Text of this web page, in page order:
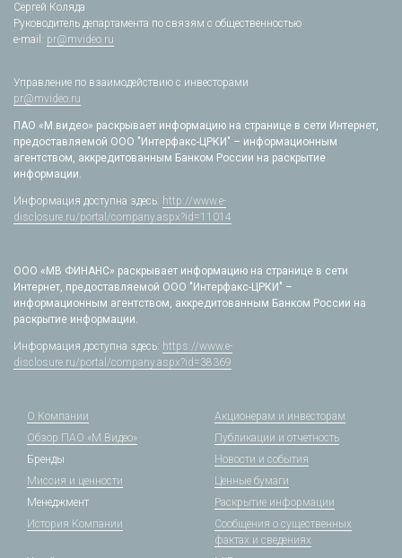
Сергей Коляда
Руководитель департамента по связям с общественностью
e-mail: pr@mvideo.ru
Управление по взаимодействию с инвесторами
pr@mvideo.ru
ПАО «М.видео» раскрывает информацию на странице в сети Интернет,
предоставляемой ООО "Интерфакс-ЦРКИ" – информационным
агентством, аккредитованным Банком России на раскрытие
информации.
Информация доступна здесь: http://www.e-
disclosure.ru/portal/company.aspx?id=11014
ООО «МВ ФИНАНС» раскрывает информацию на странице в сети
Интернет, предоставляемой ООО "Интерфакс-ЦРКИ" –
информационным агентством, аккредитованным Банком России на
раскрытие информации.
Информация доступна здесь: https://www.e-
disclosure.ru/portal/company.aspx?id=38369
О Компании
Обзор ПАО «М.Видео»
Бренды
Миссия и ценности
Менеджмент
История Компании
Акционерам и инвесторам
Публикации и отчетность
Новости и события
Ценные бумаги
Раскрытие информации
Сообщения о существенных
фактах и сведениях